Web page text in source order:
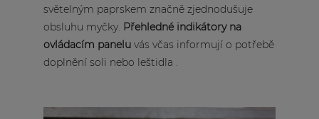
světelným paprskem značně zjednodušuje
obsluhu myčky. Přehledné indikátory na
ovládacím panelu vás včas informují o potřebě
doplnění soli nebo leštidla .